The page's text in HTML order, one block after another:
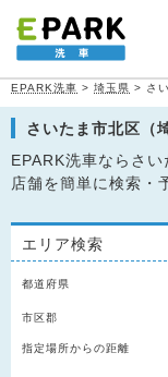
EPARK洗車 > 埼玉県 > さ
さいたま市北区（
EPARK洗車ならさ
店舗を簡単に検索・
エリア検索
都道府県
市区郡
指定場所からの距離